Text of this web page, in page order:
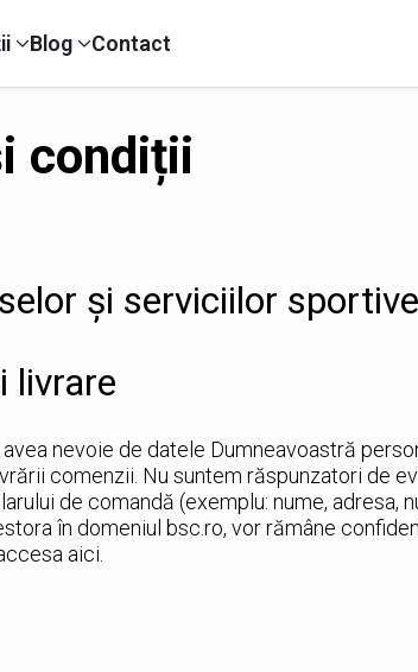
Blog Contact
condiții
și serviciilor sportive
livrare
nevoie de datele Dumneavoastră
comenzii. Nu suntem răspunzatori de
de comandă (exemplu: nume, adresa,
în domeniul bsc.ro, vor rămâne
aici.